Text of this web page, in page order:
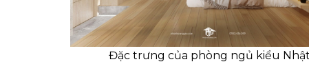
Đặc trưng của phòng ngủ kiểu Nhật